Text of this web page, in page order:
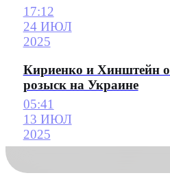
17:12
24 ИЮЛ
2025
Кириенко и Хинштейн
розыск на Украине
05:41
13 ИЮЛ
2025